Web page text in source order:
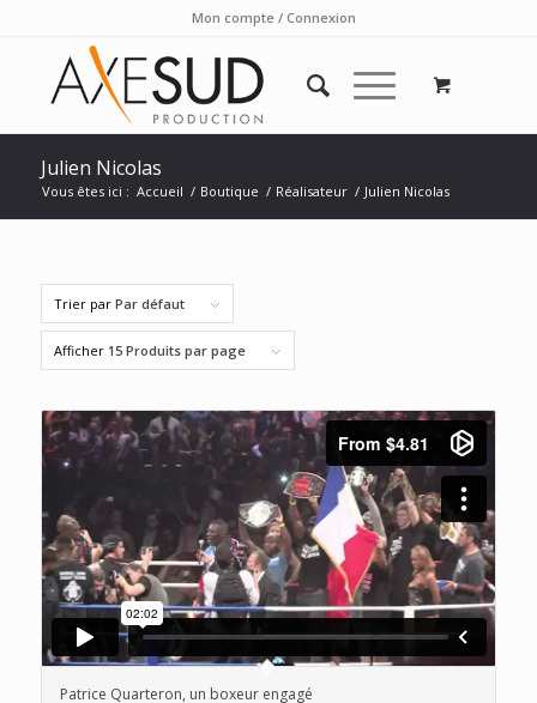
Mon compte / Connexion
Julien Nicolas
Vous êtes ici : Accueil / Boutique / Réalisateur / Julien Nicolas
Trier par Par défaut
Afficher 15 Produits par page
Patrice Quarteron, un boxeur engagé